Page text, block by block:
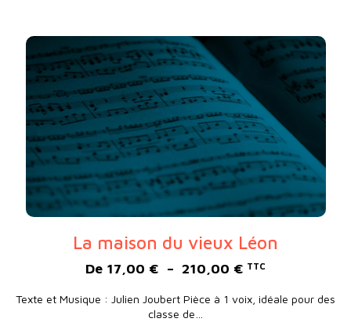
La maison du vieux Léon
De 17,00 € – 210,00 € Plage de prix :
TTC
Texte et Musique : Julien Joubert Pièce à 1 voix, idéale pour des
classe de…